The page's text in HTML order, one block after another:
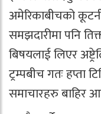
अमेरिकाबीचको
समझदारीमा पनि
बिषयलाई लिएर
ट्रम्पबीच गतः हप्ता
समाचारहरु बाहिर